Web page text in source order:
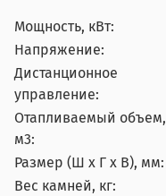
Мощность, кВт:
Напряжение:
Дистанционное
управление:
Отапливаемый объем,
м3:
Размер (Ш x Г x В), мм:
Вес камней, кг: